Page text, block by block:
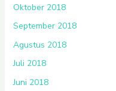
Oktober 2018
September 2018
Agustus 2018
Juli 2018
Juni 2018